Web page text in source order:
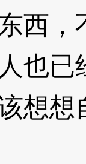
西，
已
想